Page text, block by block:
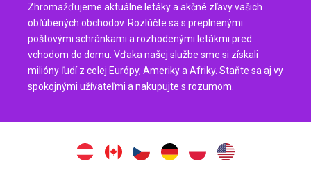
Zhromažďujeme aktuálne letáky a akčné zľavy vašich
obľúbených obchodov. Rozlúčte sa s preplnenými
poštovými schránkami a rozhodenými letákmi pred
vchodom do domu. Vďaka našej službe sme si získali
milióny ľudí z celej Európy, Ameriky a Afriky. Staňte sa aj vy
spokojnými užívateľmi a nakupujte s rozumom.